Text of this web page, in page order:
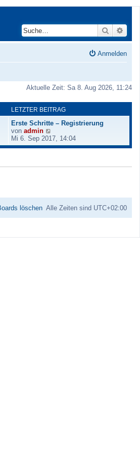
Suche
Anmelden
Aktuelle Zeit: Sa 8. Aug 2026, 11:24
LETZTER BEITRAG
Erste Schritte – Registrierung
von admin
e
u
t
e
i
g
Mi 6. Sep 2017, 14:04
Alle Zeiten sind UTC+02:00
löschen